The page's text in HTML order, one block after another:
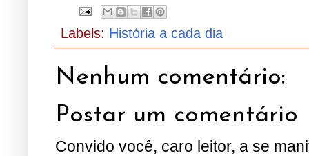
Labels: História a cada dia
Nenhum comentário:
Postar um comentário
Convido você, caro leitor, a se